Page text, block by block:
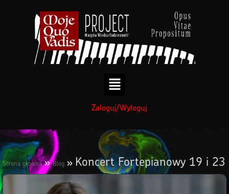
Zaloguj/Wyloguj
Strona główna»Blog » Koncert Fortepianowy 19 i 23
Mozarta gra Hélène Grimaud